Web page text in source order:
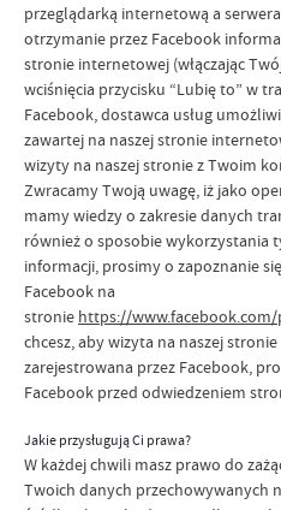
przeglądarką internetową a
otrzymanie przez Facebook
stronie internetowej (włączając
wciśnięcia przycisku “Lubię to” w
Facebook, dostawca usług
zawartej na naszej stronie
wizyty na naszej stronie z Twoim
Zwracamy Twoją uwagę, iż jako
mamy wiedzy o zakresie danych
również o sposobie wykorzystania
informacji, prosimy o zapoznanie
Facebook na
stronie https://
chcesz, aby wizyta na naszej
zarejestrowana przez Facebook,
Facebook przed odwiedzeniem
Jakie przysługują Ci prawa?
W każdej chwili masz prawo do
Twoich danych przechowywanych